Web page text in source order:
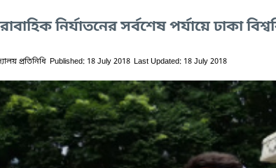
নির্যাতনের সর্বশেষ পর্যায়ে ঢাকা
প্রতিনিধি Published: 18 July 2018 Last Updated: 18 July 2018